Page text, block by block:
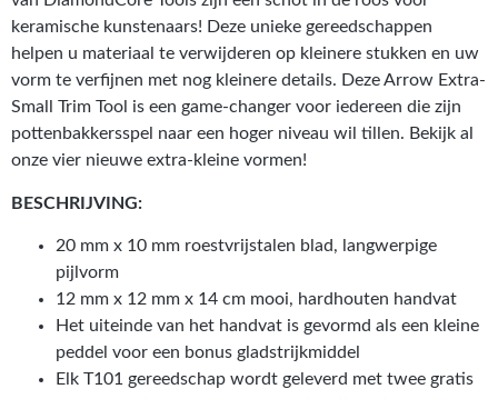
keramische kunstenaars! Deze unieke gereedschappen
helpen u materiaal te verwijderen op kleinere stukken en uw
vorm te verfijnen met nog kleinere details. Deze Arrow Extra-
Small Trim Tool is een game-changer voor iedereen die zijn
pottenbakkersspel naar een hoger niveau wil tillen. Bekijk al
onze vier nieuwe extra-kleine vormen!
BESCHRIJVING:
20 mm x 10 mm roestvrijstalen blad, langwerpige
pijlvorm
12 mm x 12 mm x 14 cm mooi, hardhouten handvat
Het uiteinde van het handvat is gevormd als een kleine
peddel voor een bonus gladstrijkmiddel
Elk T101 gereedschap wordt geleverd met twee gratis